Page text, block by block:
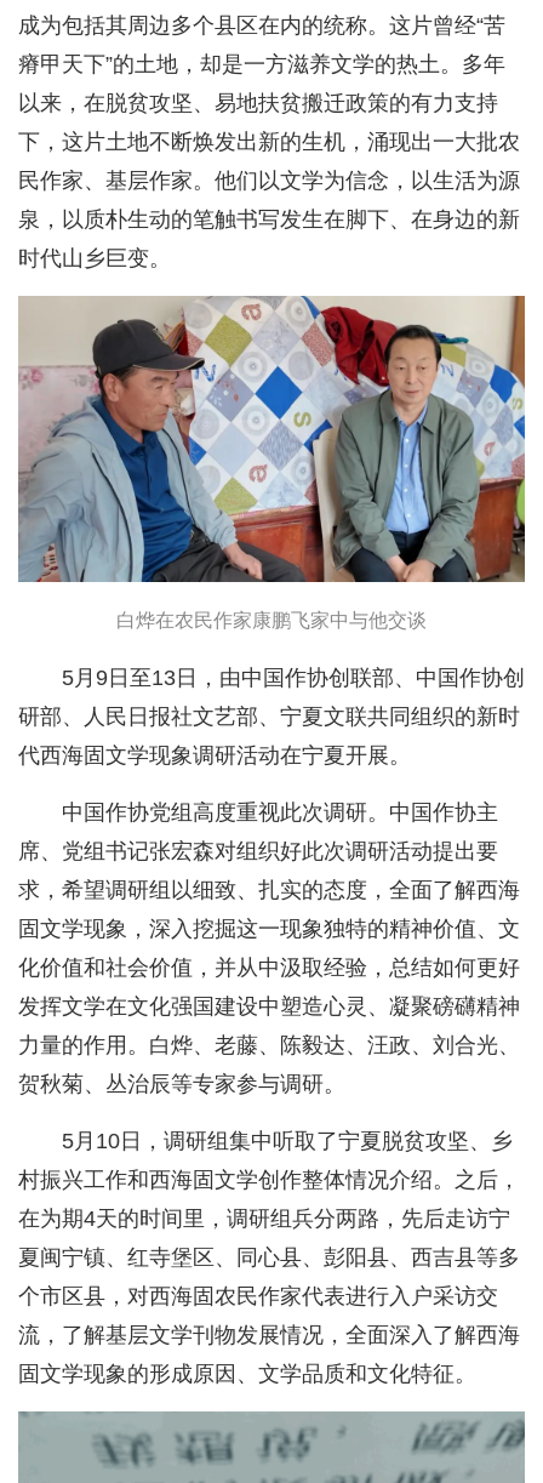
成为包括其周边多个县区在内的统称。这片曾经“苦
瘠甲天下”的土地，却是一方滋养文学的热土。多年
以来，在脱贫攻坚、易地扶贫搬迁政策的有力支持
下，这片土地不断焕发出新的生机，涌现出一大批农
民作家、基层作家。他们以文学为信念，以生活为源
泉，以质朴生动的笔触书写发生在脚下、在身边的新
时代山乡巨变。
白烨在农民作家康鹏飞家中与他交谈
5月9日至13日，由中国作协创联部、中国作协创
研部、人民日报社文艺部、宁夏文联共同组织的新时
代西海固文学现象调研活动在宁夏开展。
中国作协党组高度重视此次调研。中国作协主
席、党组书记张宏森对组织好此次调研活动提出要
求，希望调研组以细致、扎实的态度，全面了解西海
固文学现象，深入挖掘这一现象独特的精神价值、文
化价值和社会价值，并从中汲取经验，总结如何更好
发挥文学在文化强国建设中塑造心灵、凝聚磅礴精神
力量的作用。白烨、老藤、陈毅达、汪政、刘合光、
贺秋菊、丛治辰等专家参与调研。
5月10日，调研组集中听取了宁夏脱贫攻坚、乡
村振兴工作和西海固文学创作整体情况介绍。之后，
在为期4天的时间里，调研组兵分两路，先后走访宁
夏闽宁镇、红寺堡区、同心县、彭阳县、西吉县等多
个市区县，对西海固农民作家代表进行入户采访交
流，了解基层文学刊物发展情况，全面深入了解西海
固文学现象的形成原因、文学品质和文化特征。